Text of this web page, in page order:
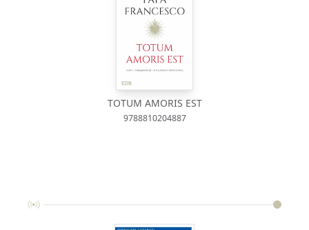
TOTUM AMORIS EST
9788810204887